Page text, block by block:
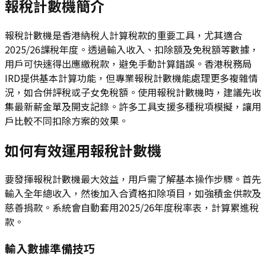
報稅計數機簡介
報稅計數機是香港納稅人計算稅款的重要工具，尤其適合
2025/26課稅年度。透過輸入收入、扣除額及免稅額等數據，
用戶可快速得出應繳稅款，避免手動計算錯誤。香港稅務局
IRD提供基本計算功能，但專業報稅計數機能處理更多複雜情
況，如合併評稅或子女免稅額。使用報稅計數機時，建議先收
集最新薪金單及開支記錄。許多工具支援多種稅項模擬，讓用
戶比較不同扣除方案的效果。
如何有效運用報稅計數機
要發揮報稅計數機最大效益，用戶需了解基本操作步驟。首先
輸入全年總收入，然後加入合資格扣除項目，如強積金供款及
慈善捐款。系統會自動套用2025/26年度稅率表，計算累進稅
款。
輸入數據準備技巧